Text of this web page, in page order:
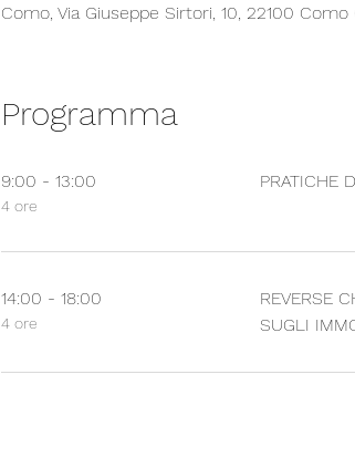
Como, Via Giuseppe Sirtori, 10, 22100 Como
Programma
9:00 - 13:00
4 ore
PRATICHE
14:00 - 18:00
4 ore
REVERSE
SUGLI